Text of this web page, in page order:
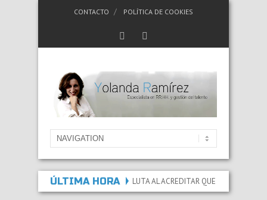
CONTACTO POLÍTICA DE COOKIES
ÚLTIMA HORA
PERMANENTE ABSOLUTA AL ACREDITAR QUE LAS LESIONES Y